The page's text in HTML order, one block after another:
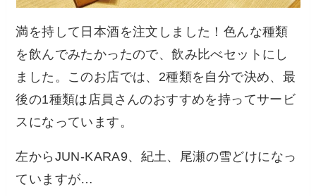
満を持して日本酒を注文しました！色んな種類
を飲んでみたかったので、飲み比べセットにし
ました。このお店では、2種類を自分で決め、最
後の1種類は店員さんのおすすめを持ってサービ
スになっています。
左からJUN-KARA9、紀土、尾瀬の雪どけになっ
ていますが…